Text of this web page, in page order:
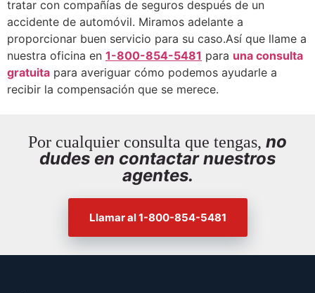
tratar con compañías de seguros después de un
accidente de automóvil. Miramos adelante a
proporcionar buen servicio para su caso.Así que llame a
nuestra oficina en 1-800-854-5481 para una consulta
gratuita para averiguar cómo podemos ayudarle a
recibir la compensación que se merece.
Por cualquier consulta que tengas, no
dudes en contactar nuestros
agentes.
Llamar al 1-800-854-5481